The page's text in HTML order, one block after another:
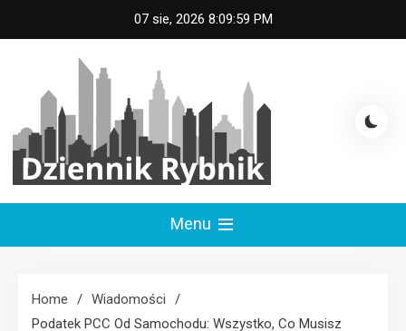
to
07 sie, 2026 8:10:00 PM
Dziennik Rybnik
Menu
Home
Wiadomości
Podatek PCC Od Samochodu: Wszystko, Co Musisz